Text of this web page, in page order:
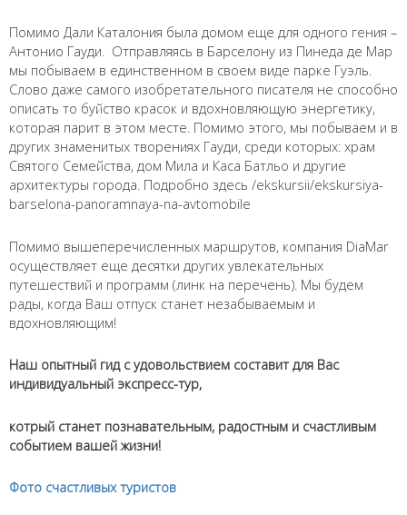
Помимо Дали Каталония была домом еще для одного гения –
Антонио Гауди. Отправляясь в Барселону из Пинеда де Мар
мы побываем в единственном в своем виде парке Гуэль.
Слово даже самого изобретательного писателя не способно
описать то буйство красок и вдохновляющую энергетику,
которая парит в этом месте. Помимо этого, мы побываем и в
других знаменитых творениях Гауди, среди которых: храм
Святого Семейства, дом Мила и Каса Батльо и другие
архитектуры города. Подробно здесь /ekskursii/ekskursiya-
barselona-panoramnaya-na-avtomobile
Помимо вышеперечисленных маршрутов, компания DiaMar
осуществляет еще десятки других увлекательных
путешествий и программ (линк на перечень). Мы будем
рады, когда Ваш отпуск станет незабываемым и
вдохновляющим!
Наш опытный гид с удовольствием составит для Вас
индивидуальный экспресс-тур,
котрый станет познавательным, радостным и счаcтливым
событием вашей жизни!
Фото счаcтливых туристов
Имя *
Как к Вам обращаться?
Введите номер Вашего телефона +__(____) ___-__-___
Перезвоните мне